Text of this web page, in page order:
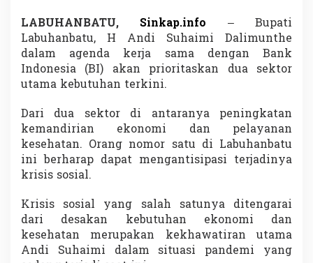
j
a
s
a
m
a
e
n
g
a
n
B
a
k
I
n
d
o
LABUHANBATU, Sinkap.info – Bupati
Labuhanbatu, H Andi Suhaimi Dalimunthe
dalam agenda kerja sama dengan Bank
Indonesia (BI) akan prioritaskan dua sektor
utama kebutuhan terkini.
Dari dua sektor di antaranya peningkatan
kemandirian ekonomi dan pelayanan
kesehatan. Orang nomor satu di Labuhanbatu
ini berharap dapat mengantisipasi terjadinya
krisis sosial.
Krisis sosial yang salah satunya ditengarai
dari desakan kebutuhan ekonomi dan
kesehatan merupakan kekhawatiran utama
Andi Suhaimi dalam situasi pandemi yang